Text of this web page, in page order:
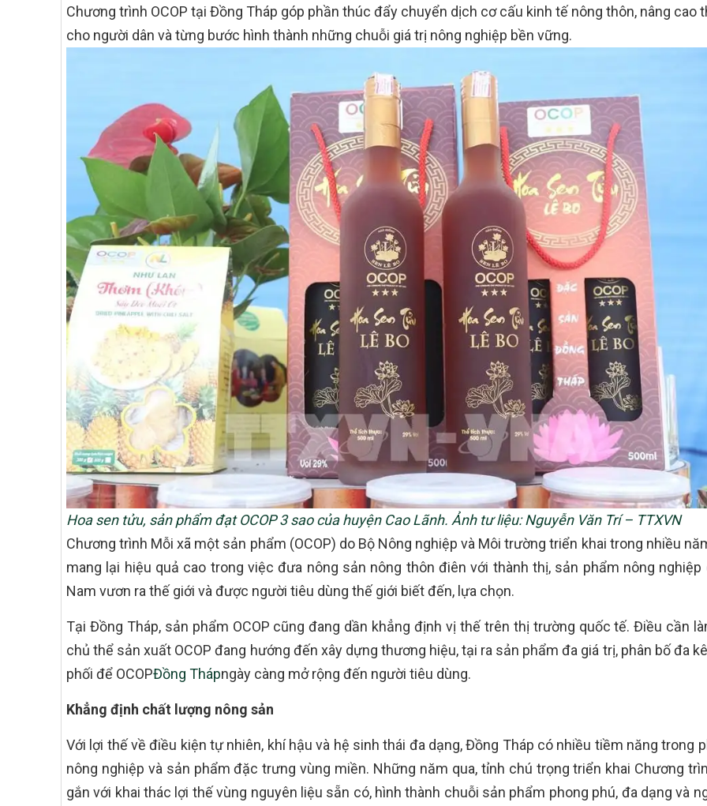
Chương trình OCOP tại Đồng Tháp góp phần thúc đẩy chuyển dịch cơ cấu kinh tế nông thôn, nâng cao
cho người dân và từng bước hình thành những chuỗi giá trị nông nghiệp bền vững.
Hoa sen tửu, sản phẩm đạt OCOP 3 sao của huyện Cao Lãnh. Ảnh tư liệu: Nguyễn Văn Trí – TTXVN
Chương trình Mỗi xã một sản phẩm (OCOP) do Bộ Nông nghiệp và Môi trường triển khai trong nhiều
mang lại hiệu quả cao trong việc đưa nông sản nông thôn điên với thành thị, sản phẩm nông nghiệp
Nam vươn ra thế giới và được người tiêu dùng thế giới biết đến, lựa chọn.
Tại Đồng Tháp, sản phẩm OCOP cũng đang dần khẳng định vị thế trên thị trường quốc tế. Điều cần
chủ thể sản xuất OCOP đang hướng đến xây dựng thương hiệu, tại ra sản phẩm đa giá trị, phân bố đa
phối để OCOPĐồng Thápngày càng mở rộng đến người tiêu dùng.
Khẳng định chất lượng nông sản
Với lợi thế về điều kiện tự nhiên, khí hậu và hệ sinh thái đa dạng, Đồng Tháp có nhiều tiềm năng trong
nông nghiệp và sản phẩm đặc trưng vùng miền. Những năm qua, tỉnh chú trọng triển khai Chương
gắn với khai thác lợi thế vùng nguyên liệu sẵn có, hình thành chuỗi sản phẩm phong phú, đa dạng và